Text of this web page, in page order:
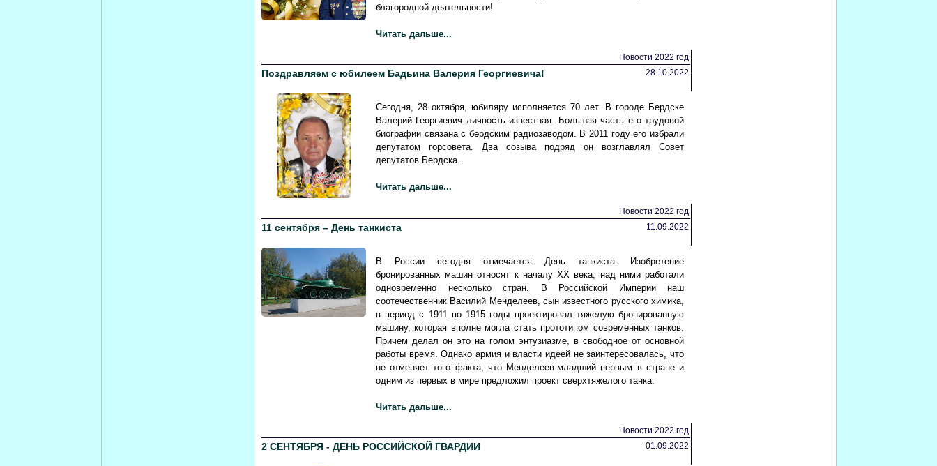
благородной деятельности!
Читать дальше...
Новости 2022 год
Поздравляем с юбилеем Бадьина Валерия Георгиевича! 28.10.2022
Сегодня, 28 октября, юбиляру исполняется 70 лет. В городе Бердске
Валерий Георгиевич личность известная. Большая часть его трудовой
биографии связана с бердским радиозаводом. В 2011 году его избрали
депутатом горсовета. Два созыва подряд он возглавлял Совет
депутатов Бердска.
Читать дальше...
Новости 2022 год
11 сентября – День танкиста 11.09.2022
В России сегодня отмечается День танкиста. Изобретение
бронированных машин относят к началу ХХ века, над ними работали
одновременно несколько стран. В Российской Империи наш
соотечественник Василий Менделеев, сын известного русского химика,
в период с 1911 по 1915 годы проектировал тяжелую бронированную
машину, которая вполне могла стать прототипом современных танков.
Причем делал он это на голом энтузиазме, в свободное от основной
работы время. Однако армия и власти идеей не заинтересовалась, что
не отменяет того факта, что Менделеев-младший первым в стране и
одним из первых в мире предложил проект сверхтяжелого танка.
Читать дальше...
Новости 2022 год
2 СЕНТЯБРЯ - ДЕНЬ РОССИЙСКОЙ ГВАРДИИ 01.09.2022